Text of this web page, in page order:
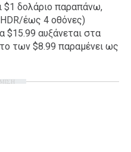
$1 δολάριο παραπάνω,
έως 4 οθόνες)
$15.99 αυξάνεται στα
των $8.99 παραμένει ως